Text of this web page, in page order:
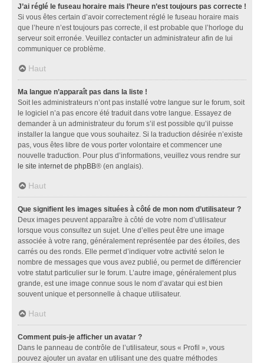
J’ai réglé le fuseau horaire mais l’heure n’est toujours pas correcte !
Si vous êtes certain d’avoir correctement réglé le fuseau horaire mais
que l’heure n’est toujours pas correcte, il est probable que l’horloge du
serveur soit erronée. Veuillez contacter un administrateur afin de lui
communiquer ce problème.
Haut
Ma langue n’apparaît pas dans la liste !
Soit les administrateurs n’ont pas installé votre langue sur le forum, soit
le logiciel n’a pas encore été traduit dans votre langue. Essayez de
demander à un administrateur du forum s’il est possible qu’il puisse
installer la langue que vous souhaitez. Si la traduction désirée n’existe
pas, vous êtes libre de vous porter volontaire et commencer une
nouvelle traduction. Pour plus d’informations, veuillez vous rendre sur
le site internet de phpBB® (en anglais).
Haut
Que signifient les images situées à côté de mon nom d’utilisateur ?
Deux images peuvent apparaître à côté de votre nom d’utilisateur
lorsque vous consultez un sujet. Une d’elles peut être une image
associée à votre rang, généralement représentée par des étoiles, des
carrés ou des ronds. Elle permet d’indiquer votre activité selon le
nombre de messages que vous avez publié, ou permet de différencier
votre statut particulier sur le forum. L’autre image, généralement plus
grande, est une image connue sous le nom d’avatar qui est bien
souvent unique et personnelle à chaque utilisateur.
Haut
Comment puis-je afficher un avatar ?
Dans le panneau de contrôle de l’utilisateur, sous « Profil », vous
pouvez ajouter un avatar en utilisant une des quatre méthodes